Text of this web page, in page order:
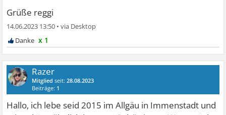
Grüße reggi
14.06.2023 13:50 •
x 1
Razer
Mitglied seit:28.08.2023
Beiträge: 1
Hallo, ich lebe seid 2015 im Allgäu in Immenstadt und